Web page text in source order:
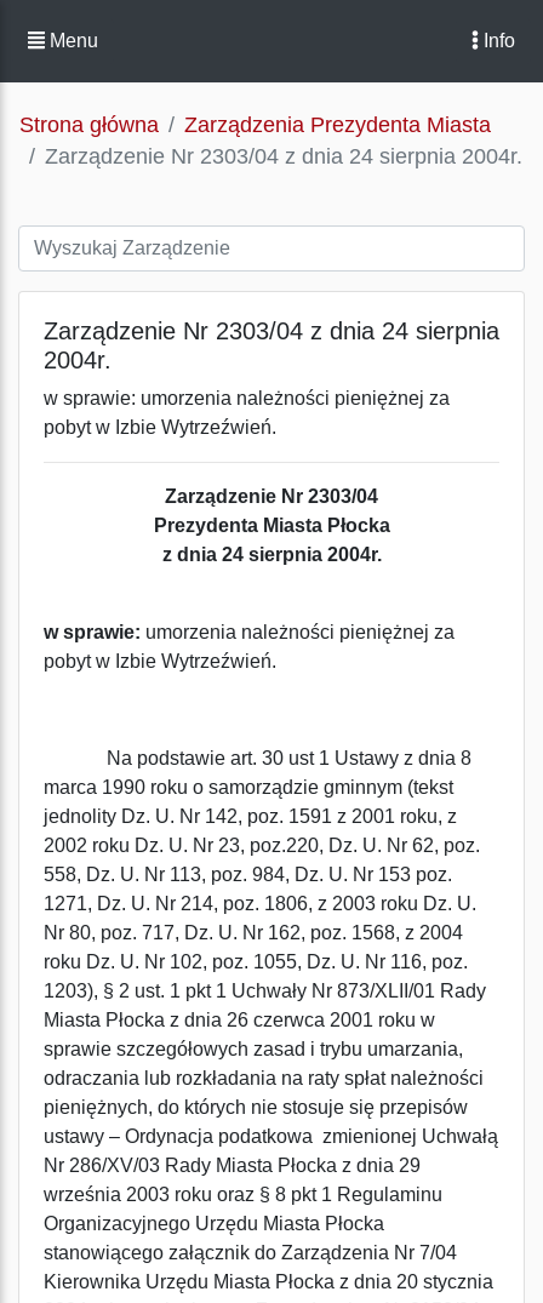
Menu Info
Strona główna
Zarządzenia Prezydenta Miasta
Zarządzenie Nr 2303/04 z dnia 24 sierpnia 2004r.
Zarządzenie Nr 2303/04 z dnia 24 sierpnia
2004r.
w sprawie: umorzenia należności pieniężnej za
pobyt w Izbie Wytrzeźwień.
Zarządzenie Nr 2303/04
Prezydenta Miasta Płocka
z dnia 24 sierpnia 2004r.
w sprawie: umorzenia należności pieniężnej za
pobyt w Izbie Wytrzeźwień.
Na podstawie art. 30 ust 1 Ustawy z dnia 8
marca 1990 roku o samorządzie gminnym (tekst
jednolity Dz. U. Nr 142, poz. 1591 z 2001 roku, z
2002 roku Dz. U. Nr 23, poz.220, Dz. U. Nr 62, poz.
558, Dz. U. Nr 113, poz. 984, Dz. U. Nr 153 poz.
1271, Dz. U. Nr 214, poz. 1806, z 2003 roku Dz. U.
Nr 80, poz. 717, Dz. U. Nr 162, poz. 1568, z 2004
roku Dz. U. Nr 102, poz. 1055, Dz. U. Nr 116, poz.
1203), § 2 ust. 1 pkt 1 Uchwały Nr 873/XLII/01 Rady
Miasta Płocka z dnia 26 czerwca 2001 roku w
sprawie szczegółowych zasad i trybu umarzania,
odraczania lub rozkładania na raty spłat należności
pieniężnych, do których nie stosuje się przepisów
ustawy – Ordynacja podatkowa zmienionej Uchwałą
Nr 286/XV/03 Rady Miasta Płocka z dnia 29
września 2003 roku oraz § 8 pkt 1 Regulaminu
Organizacyjnego Urzędu Miasta Płocka
stanowiącego załącznik do Zarządzenia Nr 7/04
Kierownika Urzędu Miasta Płocka z dnia 20 stycznia